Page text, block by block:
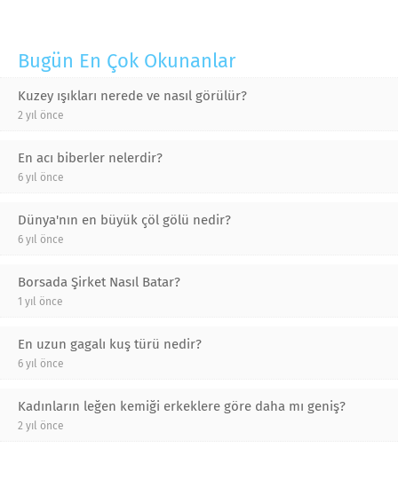
Bugün En Çok Okunanlar
Kuzey ışıkları nerede ve nasıl görülür?
2 yıl önce
En acı biberler nelerdir?
6 yıl önce
Dünya'nın en büyük çöl gölü nedir?
6 yıl önce
Borsada Şirket Nasıl Batar?
1 yıl önce
En uzun gagalı kuş türü nedir?
6 yıl önce
Kadınların leğen kemiği erkeklere göre daha mı geniş?
2 yıl önce